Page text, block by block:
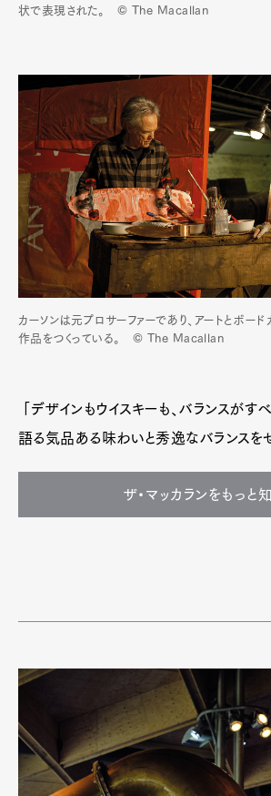
状で表現された。 © The Macallan
カーソンは元プロサーファーであり、アートとボー
作品をつくっている。 © The Macallan
「デザインもウイスキーも、バランスがす
語る気品ある味わいと秀逸なバランスを
ザ・マッカランをもっと